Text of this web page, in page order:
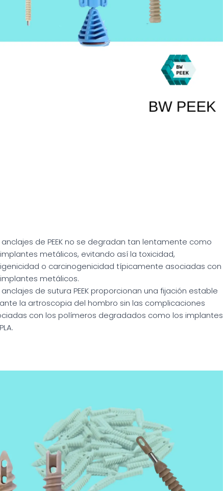
anclajes de PEEK no se degradan tan lentamente como
metálicos, evitando así la toxicidad,
o carcinogenicidad típicamente asociadas con
metálicos.
anclajes de sutura PEEK proporcionan una fijación estable
la artroscopia del hombro sin las complicaciones
con los polímeros degradados como los implantes